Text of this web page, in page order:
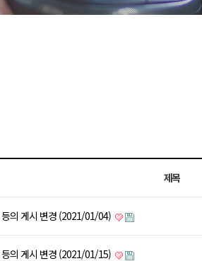
제목
의 게시 변경 (2021/01/04)
의 게시 변경 (2021/01/15)